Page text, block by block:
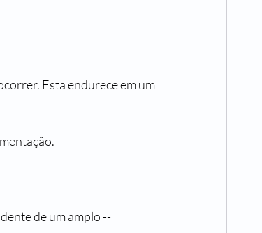
Esta endurece em um
de um amplo --